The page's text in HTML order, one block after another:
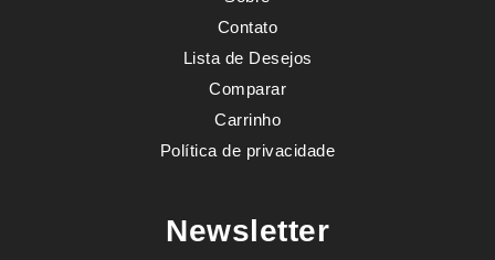
Contato
Lista de Desejos
Comparar
Carrinho
Política de privacidade
Newsletter